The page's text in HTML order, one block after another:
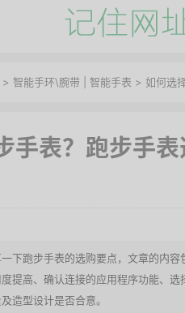
> 智能手环\腕带 智能手表 > 如何选
手表？跑步手
下跑步手表的选购要点，文章的内
提高、确认连接的应用程序功能、
造型设计是否合意。